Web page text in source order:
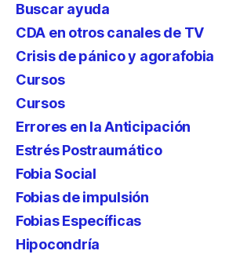
Buscar ayuda
CDA en otros canales de TV
Crisis de pánico y agorafobia
Cursos
Cursos
Errores en la Anticipación
Estrés Postraumático
Fobia Social
Fobias de impulsión
Fobias Específicas
Hipocondría